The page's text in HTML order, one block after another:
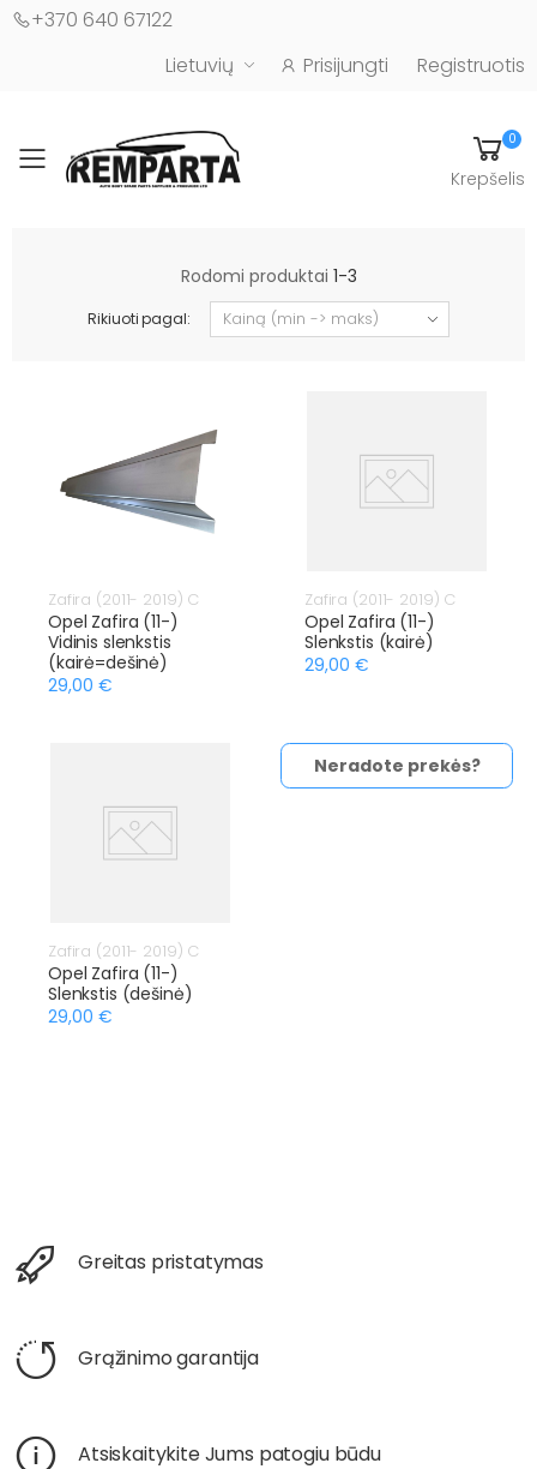
+370 640 67122
Lietuvių
Prisijungti Registruotis
Toggle mobile menu
0
Krepšelis
Rodomi produktai 1-3
Rikiuoti pagal:
Zafira (2011- 2019) C
Opel Zafira (11-)
Vidinis slenkstis
(kairė=dešinė)
29,00 €
Zafira (2011- 2019) C
Opel Zafira (11-)
Slenkstis (kairė)
29,00 €
Zafira (2011- 2019) C
Opel Zafira (11-)
Slenkstis (dešinė)
29,00 €
Neradote prekės?
Greitas pristatymas
Grąžinimo garantija
Atsiskaitykite Jums patogiu būdu